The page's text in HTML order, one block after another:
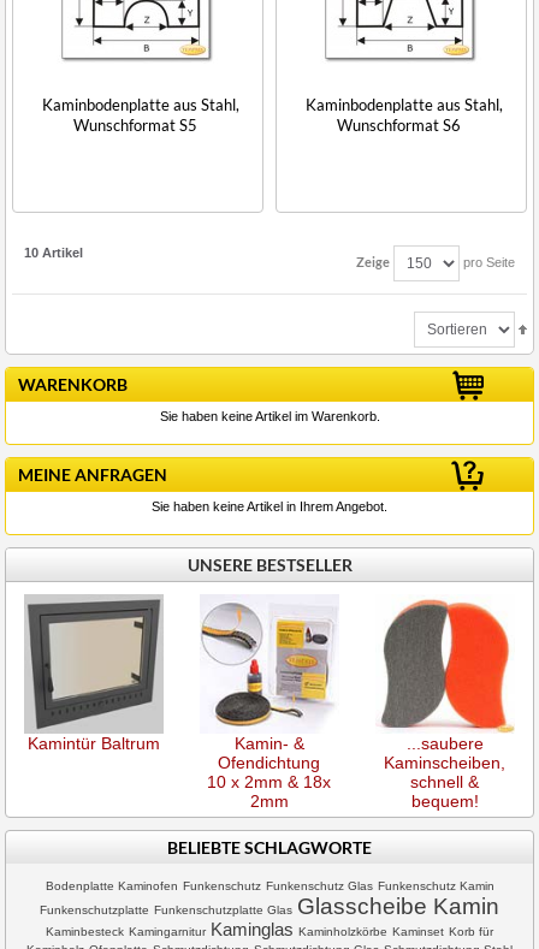
Kaminbodenplatte aus Stahl,
Wunschformat S5
Kaminbodenplatte aus Stahl,
Wunschformat S6
10 Artikel
Zeige pro Seite
WARENKORB
Sie haben keine Artikel im Warenkorb.
MEINE ANFRAGEN
Sie haben keine Artikel in Ihrem Angebot.
UNSERE BESTSELLER
Kamintür Baltrum
Kamin- &
Ofendichtung
10 x 2mm & 18x
2mm
...saubere
Kaminscheiben,
schnell &
bequem!
BELIEBTE SCHLAGWORTE
Bodenplatte Kaminofen Funkenschutz Funkenschutz Glas Funkenschutz Kamin
Funkenschutzplatte Funkenschutzplatte Glas Glasscheibe Kamin
Kaminbesteck Kamingarnitur Kaminglas Kaminholzkörbe Kaminset Korb für